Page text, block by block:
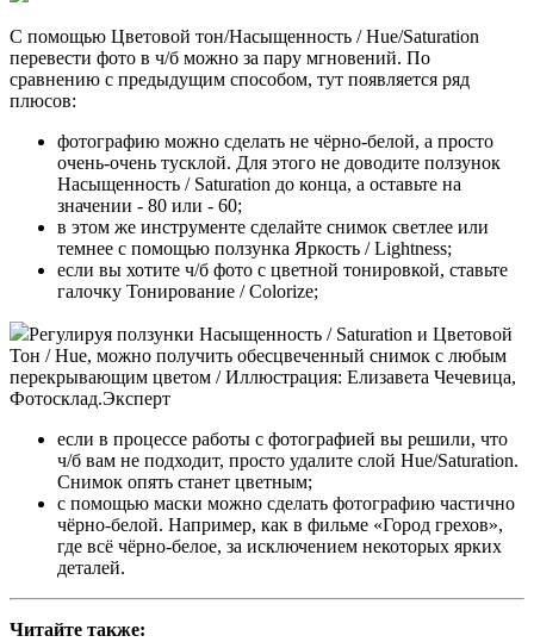
С помощью Цветовой тон/Насыщенность / Hue/Saturation
перевести фото в ч/б можно за пару мгновений. По
сравнению с предыдущим способом, тут появляется ряд
плюсов:
фотографию можно сделать не чёрно-белой, а просто
очень-очень тусклой. Для этого не доводите ползунок
Насыщенность / Saturation до конца, а оставьте на
значении - 80 или - 60;
в этом же инструменте сделайте снимок светлее или
темнее с помощью ползунка Яркость / Lightness;
если вы хотите ч/б фото с цветной тонировкой, ставьте
галочку Тонирование / Colorize;
Регулируя ползунки Насыщенность / Saturation и Цветовой
Тон / Hue, можно получить обесцвеченный снимок с любым
перекрывающим цветом / Иллюстрация: Елизавета Чечевица,
Фотосклад.Эксперт
если в процессе работы с фотографией вы решили, что
ч/б вам не подходит, просто удалите слой Hue/Saturation.
Снимок опять станет цветным;
с помощью маски можно сделать фотографию частично
чёрно-белой. Например, как в фильме «Город грехов»,
где всё чёрно-белое, за исключением некоторых ярких
деталей.
Читайте также: